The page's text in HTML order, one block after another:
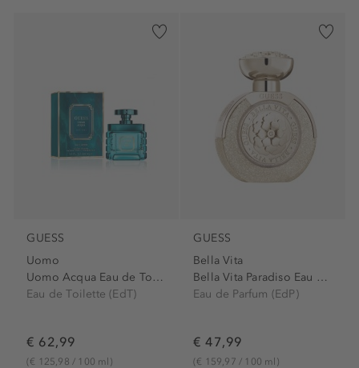
GUESS
Uomo
Uomo Acqua Eau de Toilette...
Eau de Toilette (EdT)
€ 62,99
(€ 125,98 / 100 ml)
GUESS
Bella Vita
Bella Vita Paradiso Eau de...
Eau de Parfum (EdP)
€ 47,99
(€ 159,97 / 100 ml)